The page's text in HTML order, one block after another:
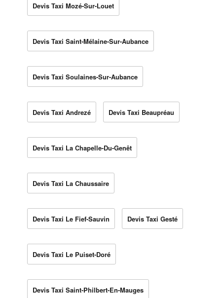
Devis Taxi Mozé-Sur-Louet
Devis Taxi Saint-Mélaine-Sur-Aubance
Devis Taxi Soulaines-Sur-Aubance
Devis Taxi Andrezé Devis Taxi Beaupréau
Devis Taxi La Chapelle-Du-Genêt
Devis Taxi La Chaussaire
Devis Taxi Le Fief-Sauvin Devis Taxi Gesté
Devis Taxi Le Puiset-Doré
Devis Taxi Saint-Philbert-En-Mauges